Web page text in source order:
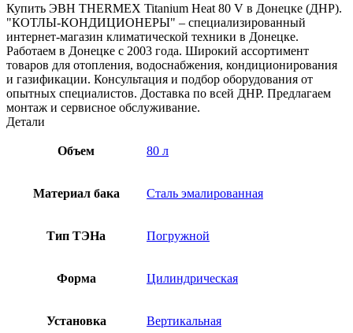
Купить ЭВН THERMEX Titanium Heat 80 V в Донецке (ДНР).
"КОТЛЫ-КОНДИЦИОНЕРЫ" – специализированный
интернет-магазин климатической техники в Донецке.
Работаем в Донецке с 2003 года. Широкий ассортимент
товаров для отопления, водоснабжения, кондиционирования
и газификации. Консультация и подбор оборудования от
опытных специалистов. Доставка по всей ДНР. Предлагаем
монтаж и сервисное обслуживание.
Детали
Объем 80 л
Материал бака Сталь эмалированная
Тип ТЭНа Погружной
Форма Цилиндрическая
Установка Вертикальная